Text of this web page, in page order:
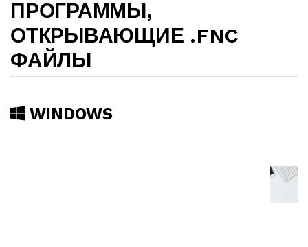
ПРОГРАММЫ,
ОТКРЫВАЮЩИЕ .FNC
ФАЙЛЫ
WINDOWS